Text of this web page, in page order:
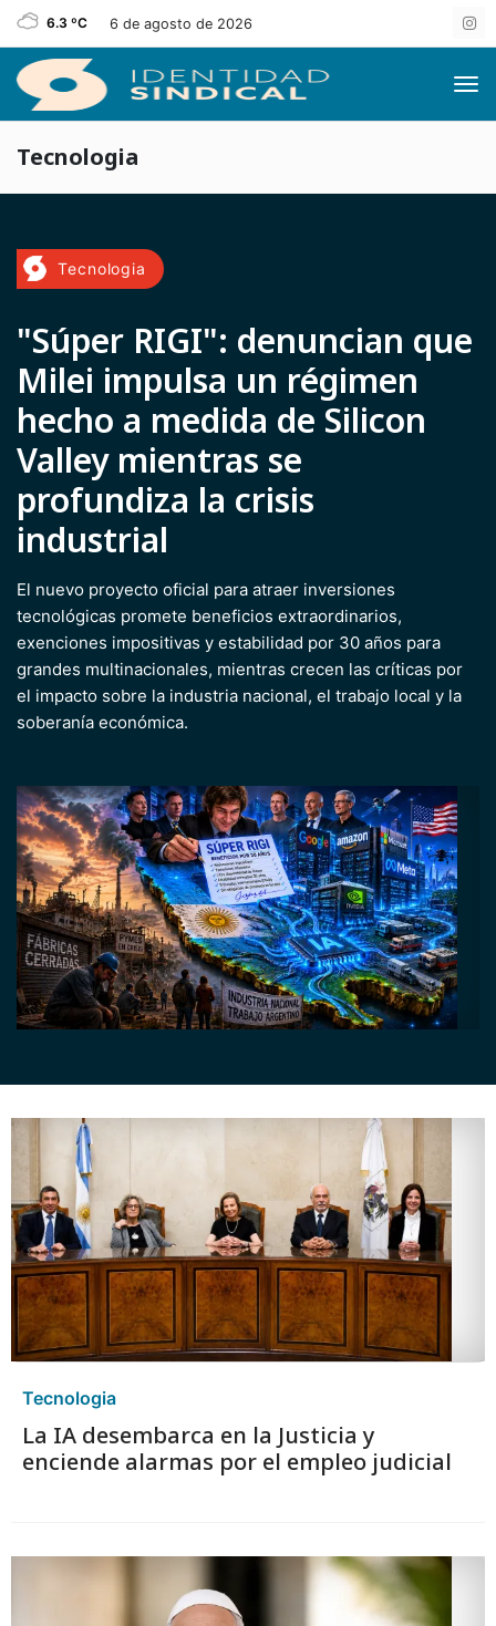
6.3 ºC 6 de agosto de 2026
Tecnologia
Tecnologia
"Súper RIGI": denuncian que
Milei impulsa un régimen
hecho a medida de Silicon
Valley mientras se
profundiza la crisis
industrial
El nuevo proyecto oficial para atraer inversiones
tecnológicas promete beneficios extraordinarios,
exenciones impositivas y estabilidad por 30 años para
grandes multinacionales, mientras crecen las críticas por
el impacto sobre la industria nacional, el trabajo local y la
soberanía económica.
Tecnologia
La IA desembarca en la Justicia y
enciende alarmas por el empleo judicial